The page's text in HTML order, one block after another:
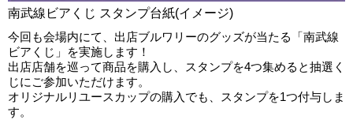
南武線ビアくじ スタンプ台紙(イメージ)
今回も会場内にて、出店ブルワリーのグッズが当たる「南武線
ビアくじ」を実施します！
出店店舗を巡って商品を購入し、スタンプを4つ集めると抽選く
じにご参加いただけます。
オリジナルリユースカップの購入でも、スタンプを1つ付与しま
す。